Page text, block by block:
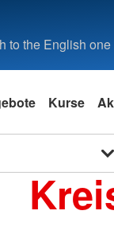
to the English one
Kurse